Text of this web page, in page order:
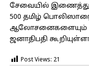
சேவையில்
500 தமிழ்
ஆலோசனைகளையும்
ஜனாதிபதி
Post Views: 21